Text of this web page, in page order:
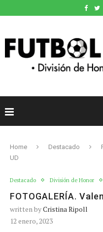
Home Destacado
UD
Destacado División de Honor
FOTOGALERÍA.
written byCristina Ripoll
12 enero, 2023